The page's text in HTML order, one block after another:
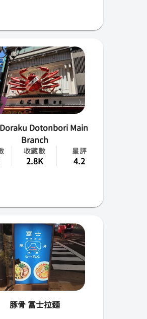
Dotonbori Main
Branch
收藏數
2.8K
星評
4.2
豚骨 富士拉麵